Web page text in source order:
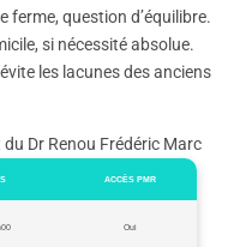
ferme, question d’équilibre.
si nécessité absolue.
les lacunes des anciens
Dr Renou Frédéric Marc
ACCÈS PMR
Oui